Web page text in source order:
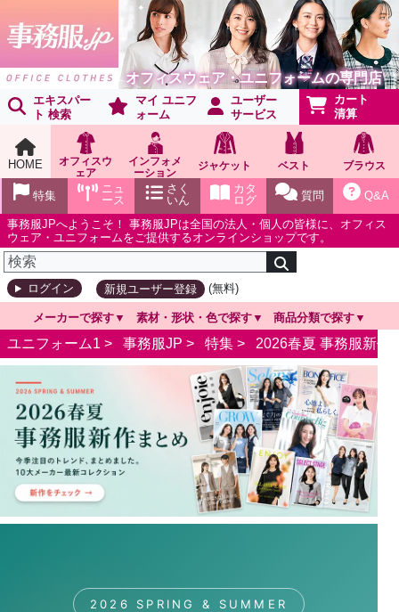
オフィスウェア・ユニフォームの専門店
エキスパー
ト 検索
マイ ユニフ
ォーム
ユーザー
サービス
カート
清算
HOME
オフィスウ
ェア
インフォメ
ーション
ショールー
ム
ジャケット ベスト ブラウス
Q&A
質問
カタ
ログ
さく
いん
ニュ
ース
特集
事務服JPへようこそ！ 事務服JPは全国の法人・個人の皆様に、オフィス
ウェア・ユニフォームをご提供するオンラインショップです。
ログイン 新規ユーザー登録 (無料)
メーカーで探す 素材・形状・色で探す 商品分類で探す
ユニフォーム1 > 事務服JP > 特集 > 2026春夏 事務服新作
2026 SPRING & SUMMER